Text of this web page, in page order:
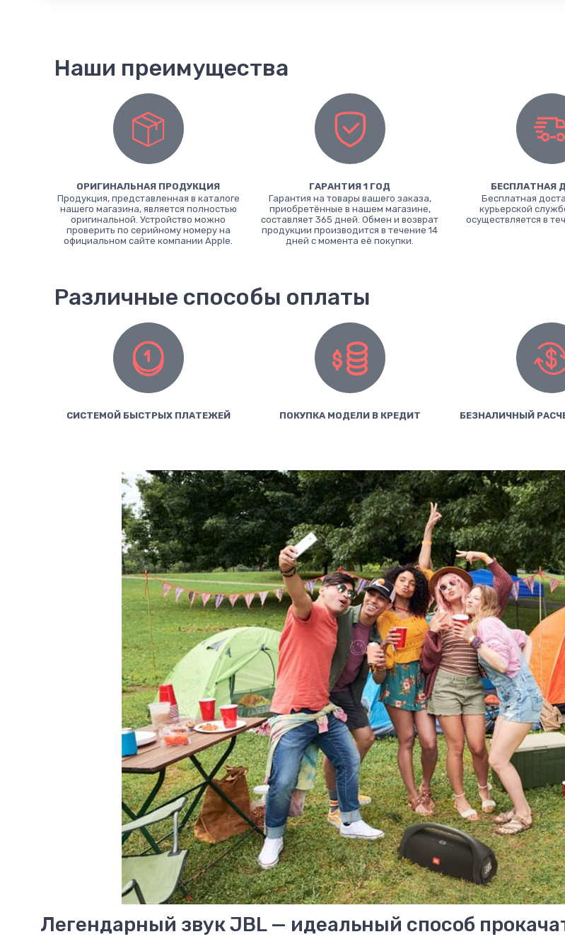
Наши преимущества
ОРИГИНАЛЬНАЯ ПРОДУКЦИЯ
Продукция, представленная в каталоге
нашего магазина, является полностью
оригинальной. Устройство можно
проверить по серийному номеру на
официальном сайте компании Apple.
ГАРАНТИЯ 1 ГОД
Гарантия на товары вашего заказа,
приобретённые в нашем магазине,
составляет 365 дней. Обмен и возврат
продукции производится в течение 14
дней с момента её покупки.
БЕСПЛАТНАЯ
Бесплатная
курьерской
осуществляется в
Различные способы оплаты
СИСТЕМОЙ БЫСТРЫХ ПЛАТЕЖЕЙ ПОКУПКА МОДЕЛИ В КРЕДИТ БЕЗНАЛИЧНЫЙ
Легендарный звук JBL — идеальный способ